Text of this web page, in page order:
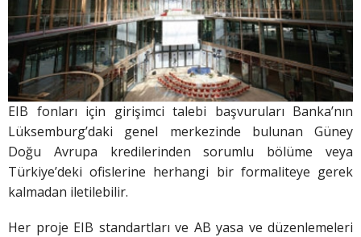
EIB fonları için girişimci talebi başvuruları Banka’nın
Lüksemburg’daki genel merkezinde bulunan Güney
Doğu Avrupa kredilerinden sorumlu bölüme veya
Türkiye’deki ofislerine herhangi bir formaliteye gerek
kalmadan iletilebilir.
Her proje EIB standartları ve AB yasa ve düzenlemeleri